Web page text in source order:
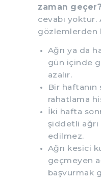
zaman geçer?
cevabı yoktur.
gözlemlerden
Ağrı ya da
gün içinde
azalır.
Bir
rahatlama
İki hafta
şiddetli
edilmez.
Ağrı kesici
geçmeyen
başvurmak